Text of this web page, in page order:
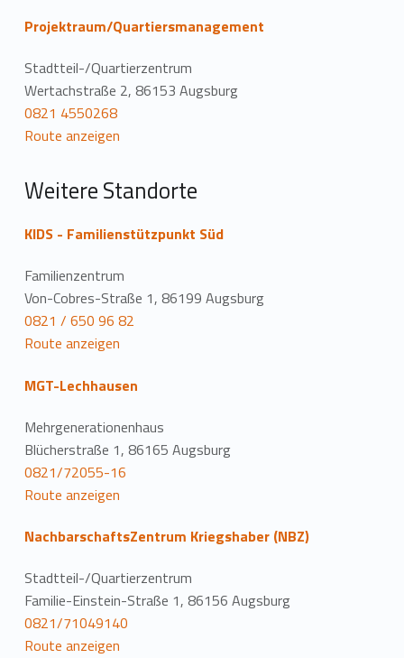
c
a
t
i
o
n
Projektraum/Quartiersmanagement
Stadtteil-/Quartierzentrum
Wertachstraße 2, 86153 Augsburg
0821 4550268
Route anzeigen
Weitere Standorte
KIDS - Familienstützpunkt Süd
Familienzentrum
Von-Cobres-Straße 1, 86199 Augsburg
0821 / 650 96 82
Route anzeigen
MGT-Lechhausen
Mehrgenerationenhaus
Blücherstraße 1, 86165 Augsburg
0821/72055-16
Route anzeigen
NachbarschaftsZentrum Kriegshaber (NBZ)
Stadtteil-/Quartierzentrum
Familie-Einstein-Straße 1, 86156 Augsburg
0821/71049140
Route anzeigen